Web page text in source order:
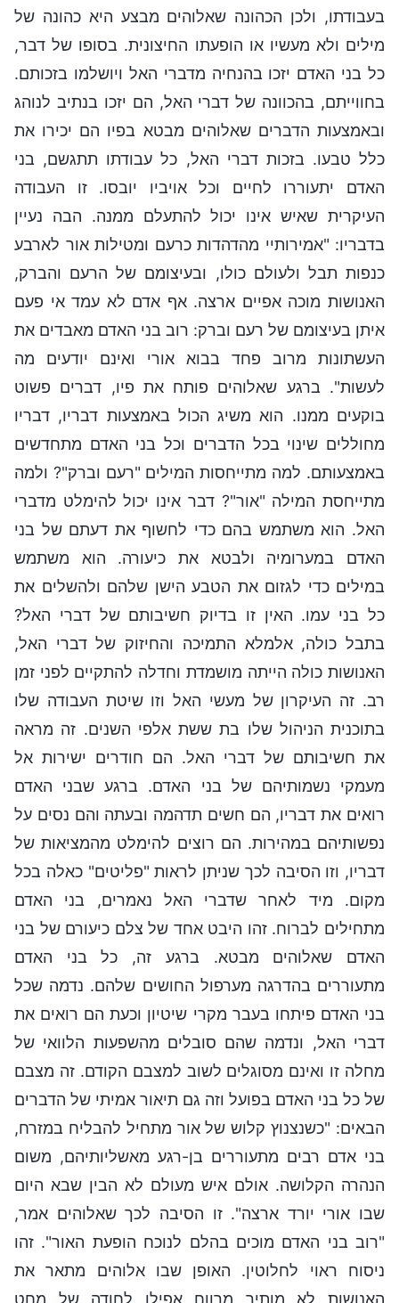
בעבודתו, ולכן הכהונה שאלוהים מבצע היא כהונה של
מילים ולא מעשיו או הופעתו החיצונית. בסופו של דבר,
כל בני האדם יזכו בהנחיה מדברי האל ויושלמו בזכותם.
בחווייתם, בהכוונה של דברי האל, הם יזכו בנתיב לנוהג
ובאמצעות הדברים שאלוהים מבטא בפיו הם יכירו את
כלל טבעו. בזכות דברי האל, כל עבודתו תתגשם, בני
האדם יתעוררו לחיים וכל אויביו יובסו. זו העבודה
העיקרית שאיש אינו יכול להתעלם ממנה. הבה נעיין
בדבריו: "אמירותיי מהדהדות כרעם ומטילות אור לארבע
כנפות תבל ולעולם כולו, ובעיצומם של הרעם והברק,
האנושות מוכה אפיים ארצה. אף אדם לא עמד אי פעם
איתן בעיצומם של רעם וברק: רוב בני האדם מאבדים את
העשתונות מרוב פחד בבוא אורי ואינם יודעים מה
לעשות". ברגע שאלוהים פותח את פיו, דברים פשוט
בוקעים ממנו. הוא משיג הכול באמצעות דבריו, דבריו
מחוללים שינוי בכל הדברים וכל בני האדם מתחדשים
באמצעותם. למה מתייחסות המילים "רעם וברק"? ולמה
מתייחסת המילה "אור"? דבר אינו יכול להימלט מדברי
האל. הוא משתמש בהם כדי לחשוף את דעתם של בני
האדם במערומיה ולבטא את כיעורה. הוא משתמש
במילים כדי לגזום את הטבע הישן שלהם ולהשלים את
כל בני עמו. האין זו בדיוק חשיבותם של דברי האל?
בתבל כולה, אלמלא התמיכה והחיזוק של דברי האל,
האנושות כולה הייתה מושמדת וחדלה להתקיים לפני זמן
רב. זה העיקרון של מעשי האל וזו שיטת העבודה שלו
בתוכנית הניהול שלו בת ששת אלפי השנים. זה מראה
את חשיבותם של דברי האל. הם חודרים ישירות אל
מעמקי נשמותיהם של בני האדם. ברגע שבני האדם
רואים את דבריו, הם חשים תדהמה ובעתה והם נסים על
נפשותיהם במהירות. הם רוצים להימלט מהמציאות של
דבריו, וזו הסיבה לכך שניתן לראות "פליטים" כאלה בכל
מקום. מיד לאחר שדברי האל נאמרים, בני האדם
מתחילים לברוח. זהו היבט אחד של צלם כיעורם של בני
האדם שאלוהים מבטא. ברגע זה, כל בני האדם
מתעוררים בהדרגה מערפול החושים שלהם. נדמה שכל
בני האדם פיתחו בעבר מקרי שיטיון וכעת הם רואים את
דברי האל, ונדמה שהם סובלים מהשפעות הלוואי של
מחלה זו ואינם מסוגלים לשוב למצבם הקודם. זה מצבם
של כל בני האדם בפועל וזה גם תיאור אמיתי של הדברים
הבאים: "כשנצנוץ קלוש של אור מתחיל להבליח במזרח,
בני אדם רבים מתעוררים בן-רגע מאשליותיהם, משום
הנהרה הקלושה. אולם איש מעולם לא הבין שבא היום
שבו אורי יורד ארצה". זו הסיבה לכך שאלוהים אמר,
"רוב בני האדם מוכים בהלם לנוכח הופעת האור". זהו
ניסוח ראוי לחלוטין. האופן שבו אלוהים מתאר את
האנושות לא מותיר מרווח אפילו לחודה של מחט